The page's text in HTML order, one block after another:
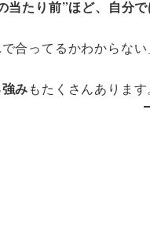
当たり前”ほど、自分
合ってるかわからな
みもたくさんあります